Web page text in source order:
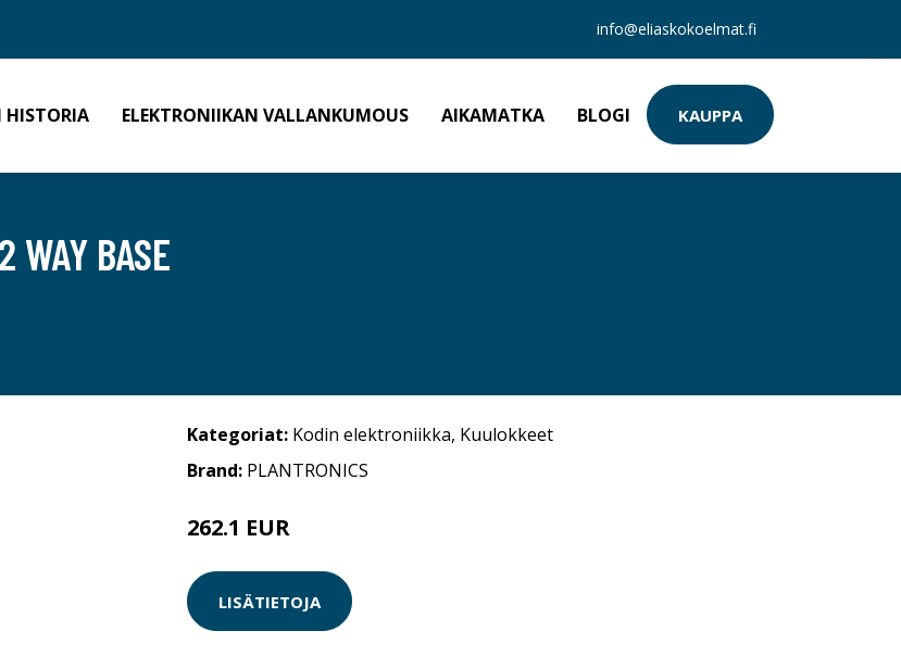
info@eliaskokoelmat.fi
HISTORIA ELEKTRONIIKAN VALLANKUMOUS AIKAMATKA BLOGI KAUPPA
WAY BASE
Kategoriat: Kodin elektroniikka, Kuulokkeet
Brand: PLANTRONICS
262.1 EUR
LISÄTIETOJA